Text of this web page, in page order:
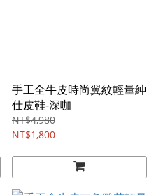
手工全牛皮時尚翼紋輕量紳
仕皮鞋-深咖
NT$4,980
NT$1,800